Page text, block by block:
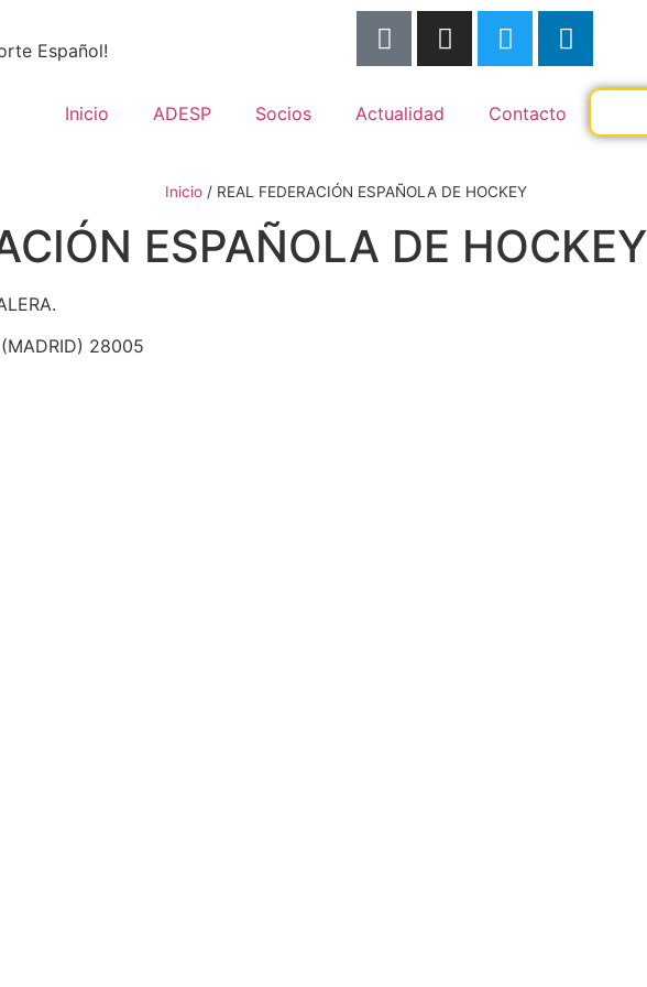
Español!
Inicio ADESP Socios Actualidad Contacto
Inicio/ REAL FEDERACIÓN ESPAÑOLA DE HOCKEY
ESPAÑOLA DE HOCKEY
28005